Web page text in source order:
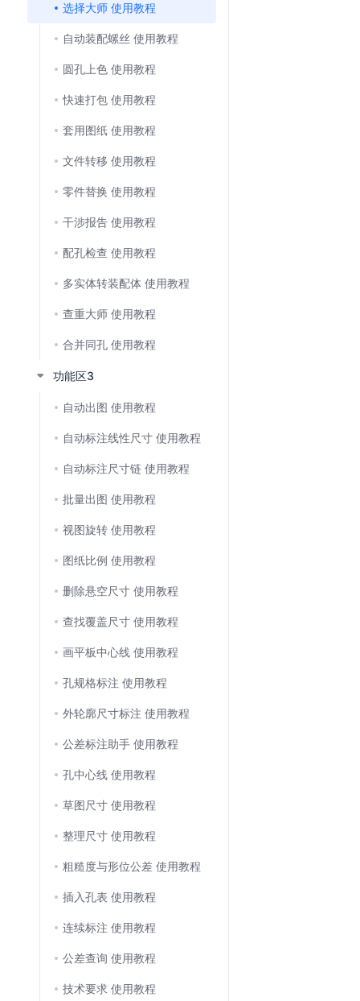
选择大师 使用教程
自动装配螺丝 使用教程
圆孔上色 使用教程
快速打包 使用教程
套用图纸 使用教程
文件转移 使用教程
零件替换 使用教程
干涉报告 使用教程
配孔检查 使用教程
多实体转装配体 使用教程
查重大师 使用教程
合并同孔 使用教程
功能区3
自动出图 使用教程
自动标注线性尺寸 使用教程
⾃动标注尺⼨链 使用教程
批量出图 使用教程
视图旋转 使用教程
图纸比例 使用教程
删除悬空尺寸 使用教程
查找覆盖尺寸 使用教程
画平板中心线 使用教程
孔规格标注 使用教程
外轮廓尺寸标注 使用教程
公差标注助手 使用教程
孔中心线 使用教程
草图尺寸 使用教程
整理尺寸 使用教程
粗糙度与形位公差 使用教程
插入孔表 使用教程
连续标注 使用教程
公差查询 使用教程
技术要求 使用教程